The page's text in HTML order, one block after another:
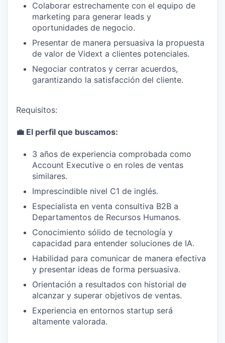
Colaborar estrechamente con el equipo de
marketing para generar leads y
oportunidades de negocio.
Presentar de manera persuasiva la propuesta
de valor de Vidext a clientes potenciales.
Negociar contratos y cerrar acuerdos,
garantizando la satisfacción del cliente.
Requisitos:
💼 El perfil que buscamos:
3 años de experiencia comprobada como
Account Executive o en roles de ventas
similares.
Imprescindible nivel C1 de inglés.
Especialista en venta consultiva B2B a
Departamentos de Recursos Humanos.
Conocimiento sólido de tecnología y
capacidad para entender soluciones de IA.
Habilidad para comunicar de manera efectiva
y presentar ideas de forma persuasiva.
Orientación a resultados con historial de
alcanzar y superar objetivos de ventas.
Experiencia en entornos startup será
altamente valorada.